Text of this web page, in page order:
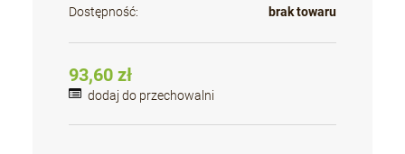
Dostępność: brak towaru
93,60 zł
dodaj do przechowalni